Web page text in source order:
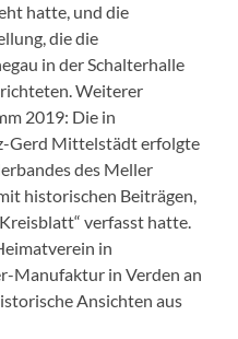
hatte, und die
die die
in der Schalterhalle
Weiterer
2019: Die in
Gerd Mittelstädt erfolgte
des Meller
historischen Beiträgen,
verfasst hatte.
in
Manufaktur in Verden an
Ansichten aus